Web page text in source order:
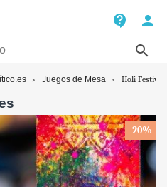
contact_support
person

Juegos de Mesa Holi Festival
-20%